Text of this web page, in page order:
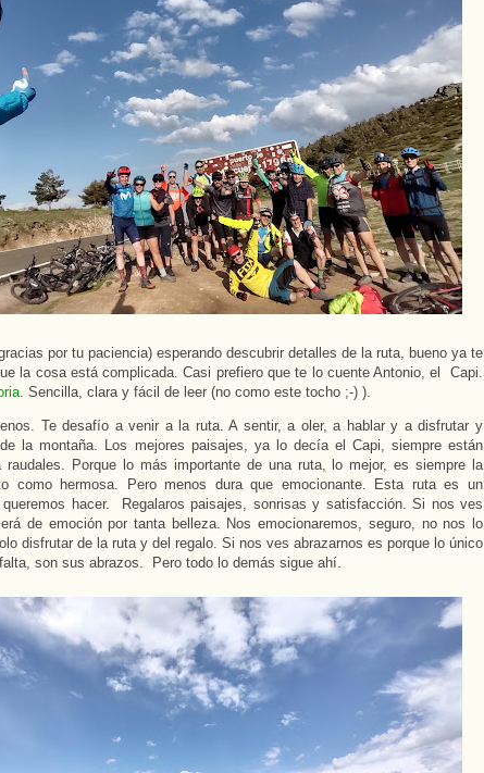
por tu paciencia) esperando descubrir detalles de la ruta, bueno ya te
la cosa está complicada. Casi prefiero que te lo cuente Antonio, el Capi.
. Sencilla, clara y fácil de leer (no como este tocho ;-) ).
Te desafío a venir a la ruta. A sentir, a oler, a hablar y a disfrutar y
la montaña. Los mejores paisajes, ya lo decía el Capi, siempre están
Porque lo más importante de una ruta, lo mejor, es siempre la
como hermosa. Pero menos dura que emocionante. Esta ruta es un
hacer. Regalaros paisajes, sonrisas y satisfacción. Si nos ves
de emoción por tanta belleza. Nos emocionaremos, seguro, no nos lo
disfrutar de la ruta y del regalo. Si nos ves abrazarnos es porque lo único
son sus abrazos. Pero todo lo demás sigue ahí.